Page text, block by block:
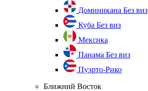
Доминикана Без виз
Куба Без виз
Мексика
Панама Без виз
Пуэрто-Рико
Ближний Восток